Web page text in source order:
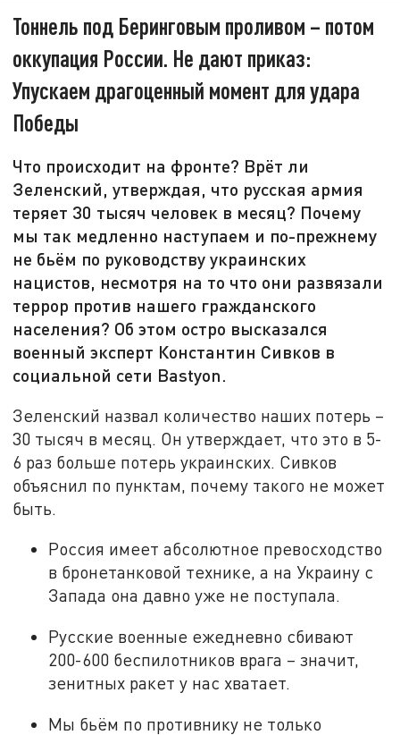
Тоннель под Беринговым проливом – потом
оккупация России. Не дают приказ:
Упускаем драгоценный момент для удара
Победы
Что происходит на фронте? Врёт ли
Зеленский, утверждая, что русская армия
теряет 30 тысяч человек в месяц? Почему
мы так медленно наступаем и по-прежнему
не бьём по руководству украинских
нацистов, несмотря на то что они развязали
террор против нашего гражданского
населения? Об этом остро высказался
военный эксперт Константин Сивков в
социальной сети Bastyon.
Зеленский назвал количество наших потерь –
30 тысяч в месяц. Он утверждает, что это в 5-
6 раз больше потерь украинских. Сивков
объяснил по пунктам, почему такого не может
быть.
Россия имеет абсолютное превосходство
в бронетанковой технике, а на Украину с
Запада она давно уже не поступала.
Русские военные ежедневно сбивают
200-600 беспилотников врага – значит,
зенитных ракет у нас хватает.
Мы бьём по противнику не только